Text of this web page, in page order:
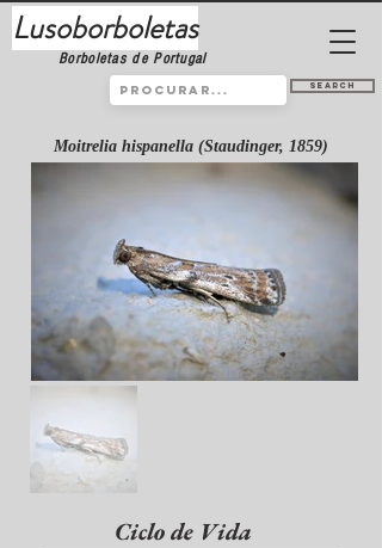
Lusoborboletas
Borboletas de Portugal
Search
Moitrelia hispanella (Staudinger, 1859)
Ciclo de Vida